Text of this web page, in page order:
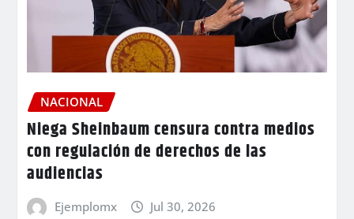
NACIONAL
Niega Sheinbaum censura contra medios
con regulación de derechos de las
audiencias
Ejemplomx Jul 30, 2026